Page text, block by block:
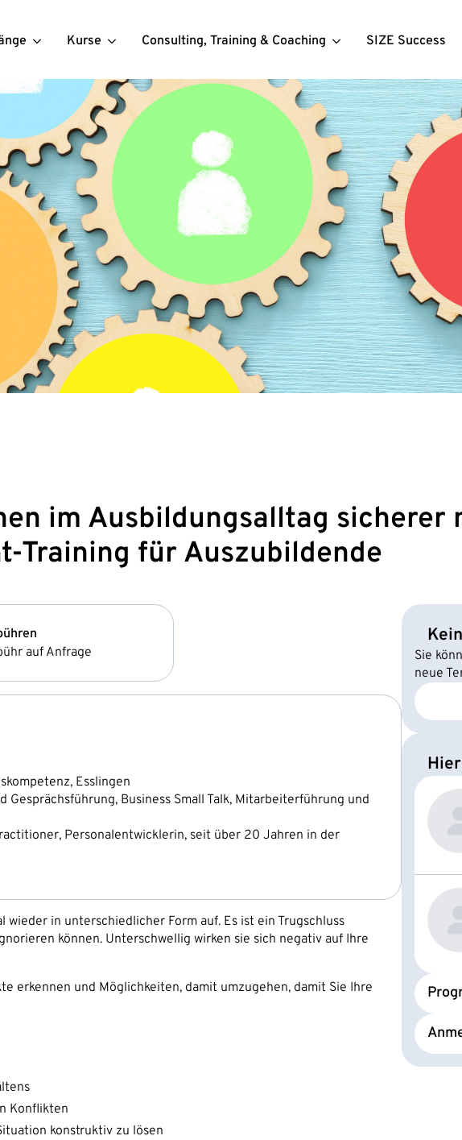
Kurse Consulting, Training & Coaching SIZE Success
im Ausbildungsalltag sicherer
Training für Auszubildende
auf Anfrage
Esslingen
Business Small Talk, Mitarbeiterführung und
Personalentwicklerin, seit über 20 Jahren in der
in unterschiedlicher Form auf. Es ist ein Trugschluss
können. Unterschwellig wirken sie sich negativ auf Ihre
erkennen und Möglichkeiten, damit umzugehen, damit Sie Ihre
Konflikten
konstruktiv zu lösen
Sie
neue